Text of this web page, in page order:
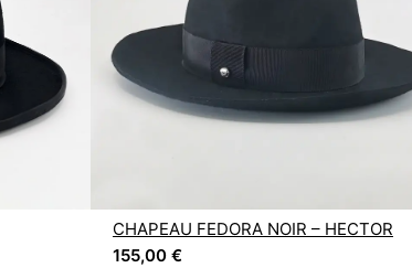
CHAPEAU FEDORA NOIR – HECTOR
155,00 €